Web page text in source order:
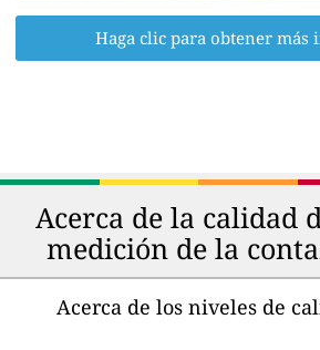
Haga clic para obtener más
Acerca de la calidad
medición de la
Acerca de los niveles de